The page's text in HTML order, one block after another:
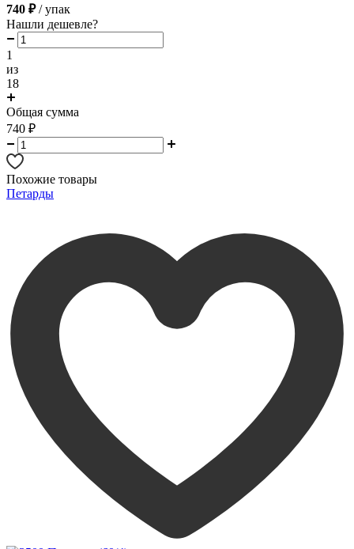
740 ₽ / упак
Нашли дешевле?
1
из
18
Общая сумма
740 ₽
Похожие товары
Петарды